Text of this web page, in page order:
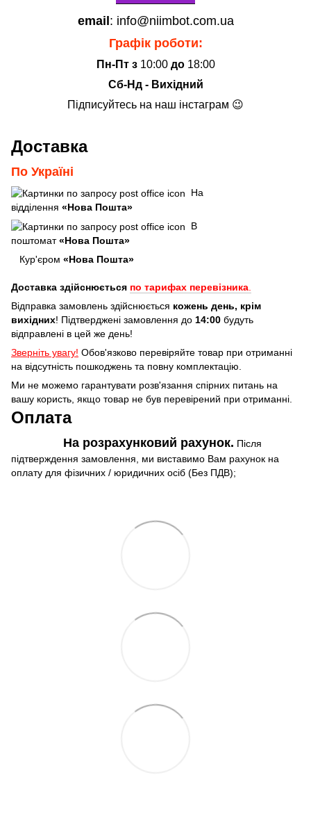
email: info@niimbot.com.ua
Графік роботи:
Пн-Пт з 10:00до 18:00
Сб-Нд - Вихідний
Підписуйтесь на наш інстаграм 😉
Доставка
По Україні
На
відділення «Нова Пошта»
В
поштомат«Нова Пошта»
Кур'єром «Нова Пошта»
Доставка здійснюється по тарифах перевізника
Відправка замовлень здійснюється кожень день, крім
вихідних! Підтверджені замовлення до 14:00 будуть
відправлені в цей же день!
Зверніть увагу! Обов'язково перевіряйте товар при отриманні
на відсутність пошкоджень та повну комплектацію.
Ми не можемо гарантувати розв'язання спірних питань на
вашу користь, якщо товар не був перевірений при отриманні.
Оплата
На розрахунковий рахунок. Після
підтверждення замовлення, ми виставимо Вам рахунок на
оплату для фізичних / юридичних осіб (Без ПДВ);